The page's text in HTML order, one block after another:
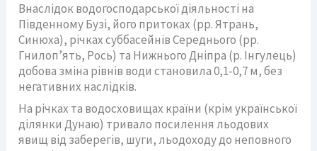
Внаслідок водогосподарської діяльності на
Південному Бузі, його притоках (рр. Ятрань,
Синюха), річках суббасейнів Середнього (рр.
Гнилоп’ять, Рось) та Нижнього Дніпра (р. Інгулець)
добова зміна рівнів води становила 0,1-0,7 м, без
негативних наслідків.
На річках та водосховищах країни (крім української
ділянки Дунаю) тривало посилення льодових
явищ від заберегів, шуги, льодоходу до неповного